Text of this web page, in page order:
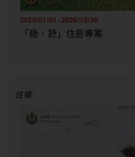
2026/01/01~2026/12/30
「綠．舒」住房專案
住宿